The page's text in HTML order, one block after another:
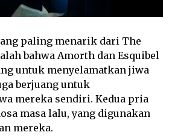
paling menarik dari The
bahwa Amorth dan Esquibel
untuk menyelamatkan jiwa
berjuang untuk
mereka sendiri. Kedua pria
masa lalu, yang digunakan
mereka.